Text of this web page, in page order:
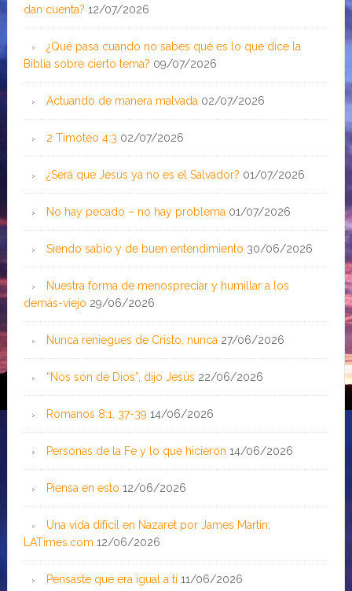
dan cuenta? 12/07/2026
¿Qué pasa cuando no sabes qué es lo que dice la
Biblia sobre cierto tema? 09/07/2026
Actuando de manera malvada 02/07/2026
2 Timoteo 4:3 02/07/2026
¿Será que Jesús ya no es el Salvador? 01/07/2026
No hay pecado – no hay problema 01/07/2026
Siendo sabio y de buen entendimiento 30/06/2026
Nuestra forma de menospreciar y humillar a los
demás-viejo 29/06/2026
Nunca reniegues de Cristo, nunca 27/06/2026
“Nos son de Dios”, dijo Jesús 22/06/2026
Romanos 8:1, 37-39 14/06/2026
Personas de la Fe y lo que hicieron 14/06/2026
Piensa en esto 12/06/2026
Una vida difícil en Nazaret por James Martin;
LATimes.com 12/06/2026
Pensaste que era igual a ti 11/06/2026